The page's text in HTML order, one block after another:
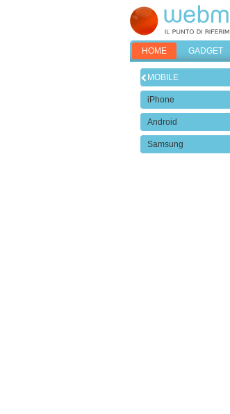
HOME GADGET
MOBILE
iPhone
Android
Samsung